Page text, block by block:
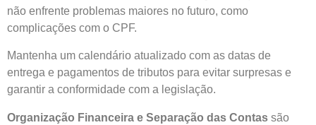
não enfrente problemas maiores no futuro, como
complicações com o CPF.
Mantenha um calendário atualizado com as datas de
entrega e pagamentos de tributos para evitar surpresas e
garantir a conformidade com a legislação.
Organização Financeira e Separação das Contas são